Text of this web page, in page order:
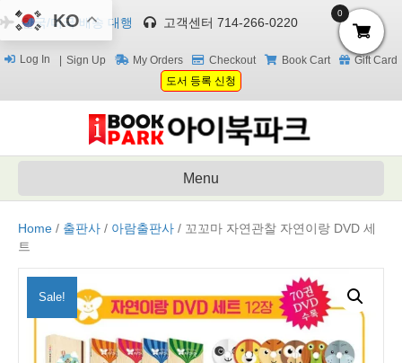
한국/미국 배송 대행 고객센터 714-266-0220
Log In Sign Up My Orders Checkout Book Cart
Gift Card
도서 등록 신청
Menu
Home / 출판사 / 아람출판사 / 꼬꼬마 자연관찰 자연이랑 DVD 세
트
Sale!
KO 0